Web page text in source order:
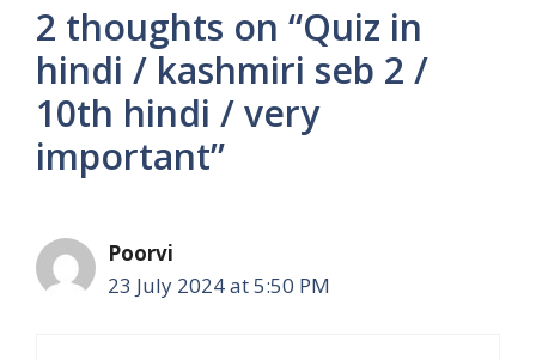
2 thoughts on “Quiz in
hindi / kashmiri seb 2 /
10th hindi / very
important”
Poorvi
23 July 2024 at 5:50 PM